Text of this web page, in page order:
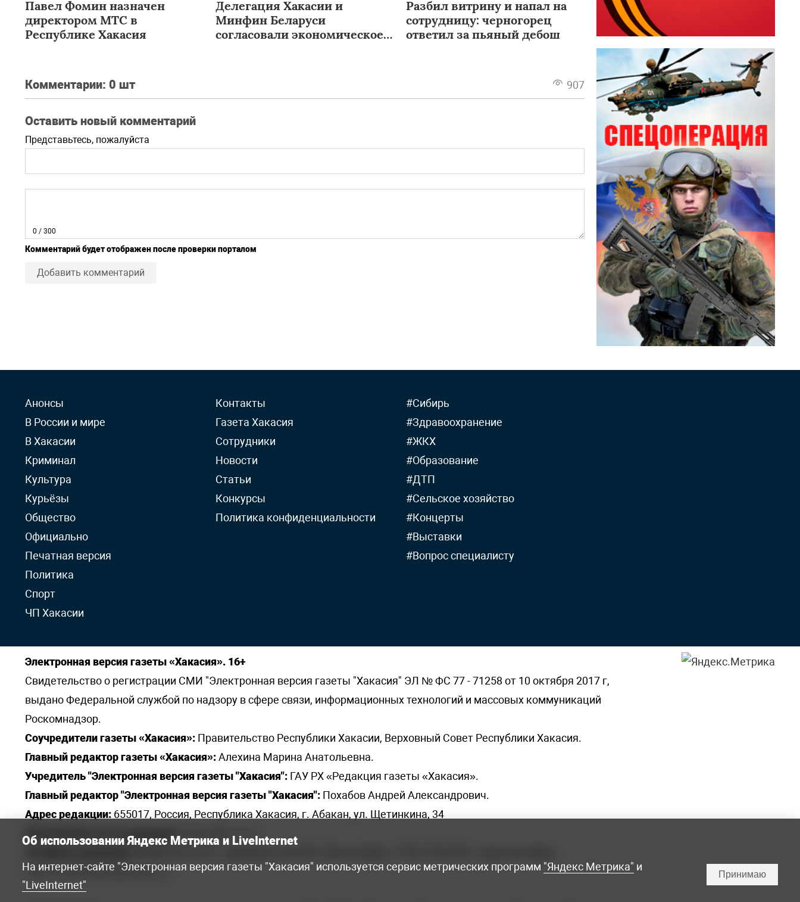
Павел Фомин назначен
директором МТС в
Республике Хакасия
Делегация Хакасии и
Минфин Беларуси
согласовали экономическое
Разбил витрину и напал на
сотрудницу: черногорец
ответил за пьяный дебош
Комментарии: 0 шт 907
Оставить новый комментарий
Представьтесь, пожалуйста
0 / 300
Комментарий будет отображен после проверки порталом
Добавить комментарий
Анонсы
В России и мире
В Хакасии
Криминал
Культура
Курьёзы
Общество
Официально
Печатная версия
Политика
Спорт
ЧП Хакасии
Контакты
Газета Хакасия
Сотрудники
Новости
Статьи
Конкурсы
Политика конфиденциальности
#Сибирь
#Здравоохранение
#ЖКХ
#Образование
#ДТП
#Сельское хозяйство
#Концерты
#Выставки
#Вопрос специалисту
Электронная версия газеты «Хакасия». 16+
Свидетельство о регистрации СМИ "Электронная версия газеты "Хакасия" ЭЛ № ФС 77 - 71258 от 10 октября 2017 г,
выдано Федеральной службой по надзору в сфере связи, информационных технологий и массовых коммуникаций
Роскомнадзор.
Соучредители газеты «Хакасия»: Правительство Республики Хакасии, Верховный Совет Республики Хакасия.
Главный редактор газеты «Хакасия»:Алехина Марина Анатольевна.
Учредитель "Электронная версия газеты "Хакасия": ГАУ РХ «Редакция газеты «Хакасия».
Главный редактор "Электронная версия газеты "Хакасия": Похабов Андрей Александрович.
Адрес редакции: 655017, Россия, Республика Хакасия, г. Абакан, ул. Щетинкина, 34
Электронная почта редакции: khakred@r-19.ru
elena.s.korotkowa@yandex.ru.
Об использовании Яндекс Метрика и LiveInternet
На интернет-сайте "Электронная версия газеты "Хакасия" используется сервис метрических программ "Яндекс Метрика" и
"LiveInternet"
Принимаю